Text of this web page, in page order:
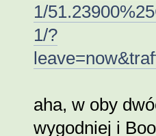
1/
1/?
aha, w oby
wygodniej i